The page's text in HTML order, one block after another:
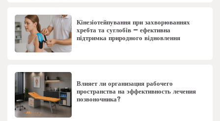
Кінезіотейпування при захворюваннях
хребта та суглобів – ефективна
підтримка природного відновлення
Влияет ли организация рабочего
пространства на эффективность лечения
позвоночника?